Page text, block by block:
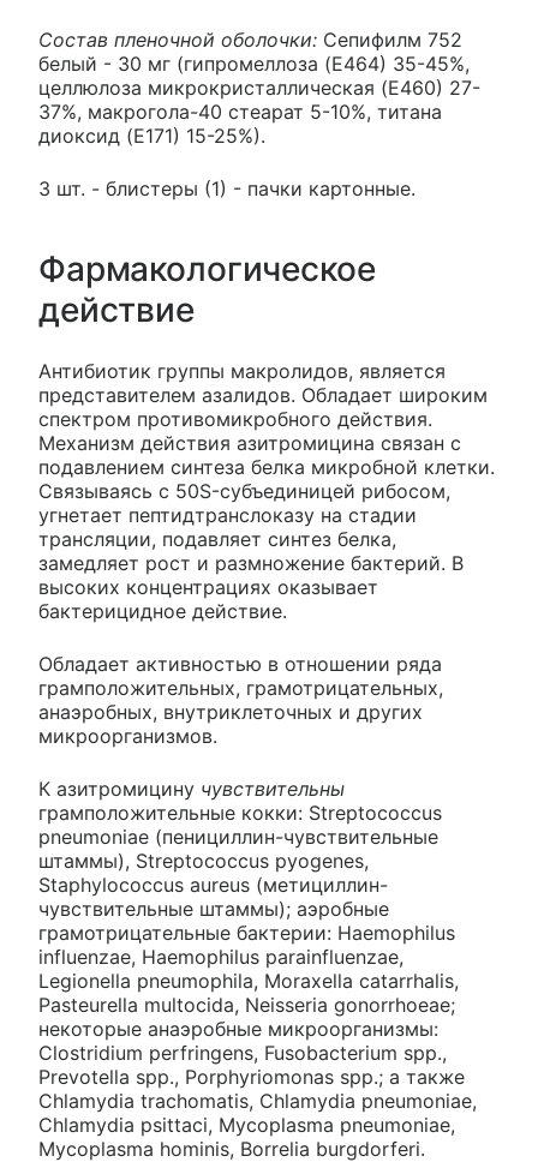
Состав пленочной оболочки: Сепифилм 752
белый - 30 мг (гипромеллоза (E464) 35-45%,
целлюлоза микрокристаллическая (E460) 27-
37%, макрогола-40 стеарат 5-10%, титана
диоксид (E171) 15-25%).
3 шт. - блистеры (1) - пачки картонные.
Фармакологическое
действие
Антибиотик группы макролидов, является
представителем азалидов. Обладает широким
спектром противомикробного действия.
Механизм действия азитромицина связан с
подавлением синтеза белка микробной клетки.
Связываясь с 50S-субъединицей рибосом,
угнетает пептидтранслоказу на стадии
трансляции, подавляет синтез белка,
замедляет рост и размножение бактерий. В
высоких концентрациях оказывает
бактерицидное действие.
Обладает активностью в отношении ряда
грамположительных, грамотрицательных,
анаэробных, внутриклеточных и других
микроорганизмов.
К азитромицину чувствительны
грамположительные кокки: Streptococcus
pneumoniae (пенициллин-чувствительные
штаммы), Streptococcus pyogenes,
Staphylococcus aureus (метициллин-
чувствительные штаммы); аэробные
грамотрицательные бактерии: Haemophilus
influenzae, Haemophilus parainfluenzae,
Legionella pneumophila, Moraxella catarrhalis,
Pasteurella multocida, Neisseria gonorrhoeae;
некоторые анаэробные микроорганизмы:
Clostridium perfringens, Fusobacterium spp.,
Prevotella spp., Porphyriomonas spp.; а также
Chlamydia trachomatis, Chlamydia pneumoniae,
Chlamydia psittaci, Mycoplasma pneumoniae,
Mycoplasma hominis, Borrelia burgdorferi.